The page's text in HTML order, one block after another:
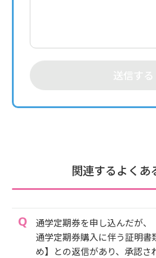
送信する
関連するよくあ
通学定期券を申し込んだが
通学定期券購入に伴う証明書
め】との返信があり、承認さ